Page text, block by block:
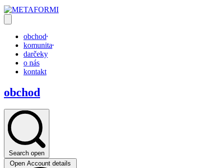
obchod
komunita
darčeky
o nás
kontakt
obchod
Search open
Open Account details